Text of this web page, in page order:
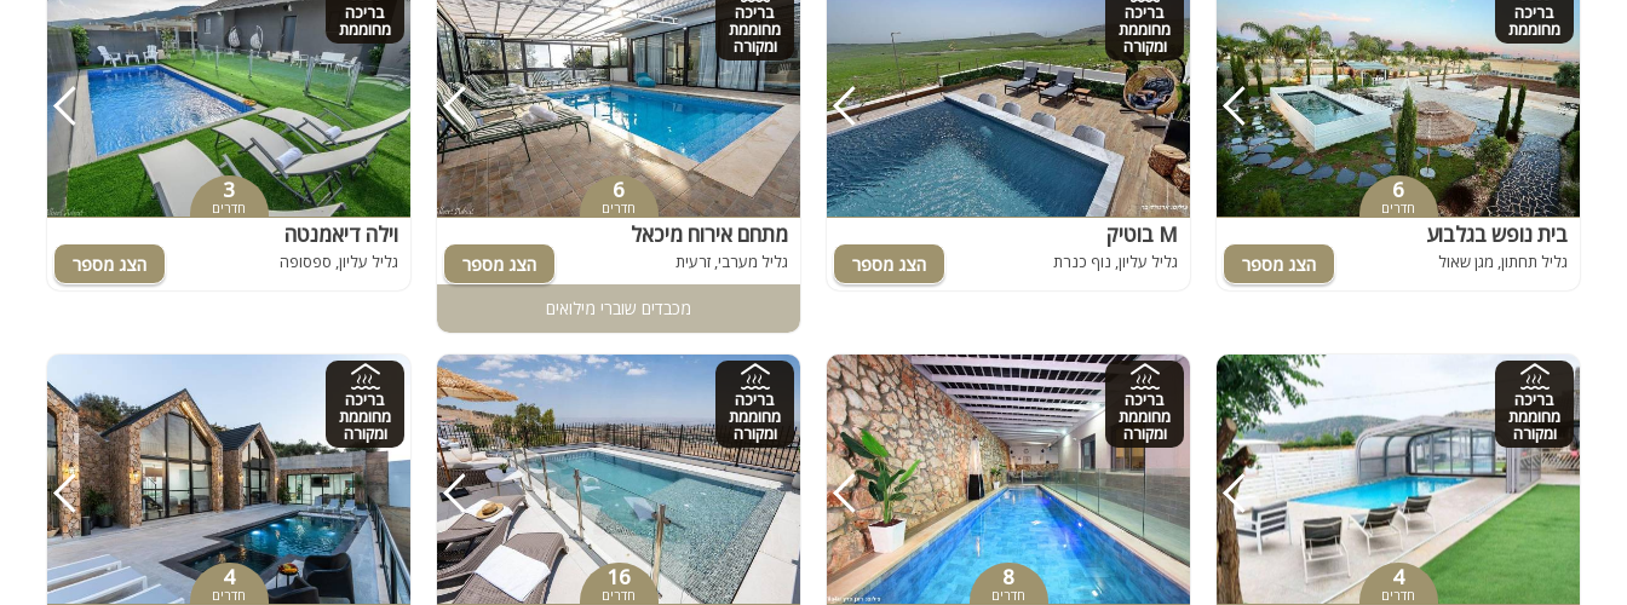
בריכה
מחוממת
6
חדרים
בית נופש בגלבוע
גליל תחתון, מגן שאול
בריכה
מחוממת
ומקורה
M בוטיק
גליל עליון, נוף כנרת
בריכה
מחוממת
ומקורה
6
חדרים
מתחם אירוח מיכאל
גליל מערבי, זרעית
מכבדים שוברי מילואים
בריכה
מחוממת
3
חדרים
וילה דיאמנטה
גליל עליון, ספסופה
בריכה
מחוממת
ומקורה
4
חדרים
בריכה
מחוממת
ומקורה
8
חדרים
בריכה
מחוממת
ומקורה
16
חדרים
בריכה
מחוממת
ומקורה
4
חדרים